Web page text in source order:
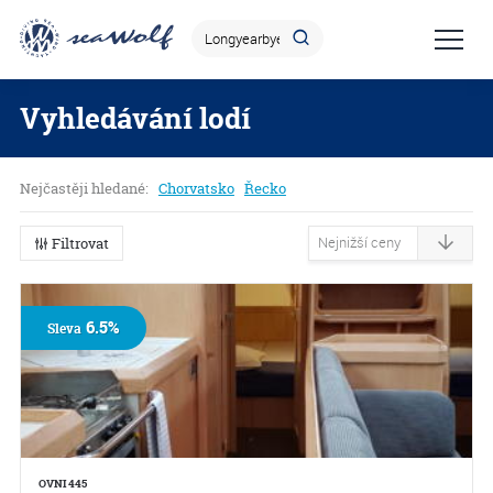
Vyhledávání lodí
Nejčastěji hledané: Chorvatsko Řecko
Filtrovat
OVNI 445
Sleva6.5%